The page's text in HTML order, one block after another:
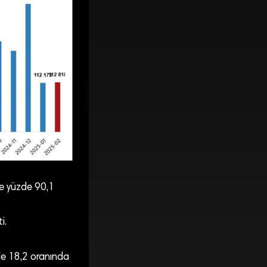
yüzde 90,1
18,2 oranında